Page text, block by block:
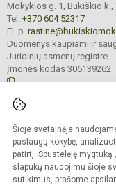
Šioje svetainėje
paslaugų kokybę,
patirtį. Spustelėję
slapukų naudojimu šioje
sutikimus, prašome
Mokyklos g. 1, Bukiškio k.,
Tel. +370 604 52317
El. p.
Duomenys kaupiami ir
Juridinių asmenų registre
Įmonės kodas 306139262
Kopijuoti turinį be
Sumanus būdas